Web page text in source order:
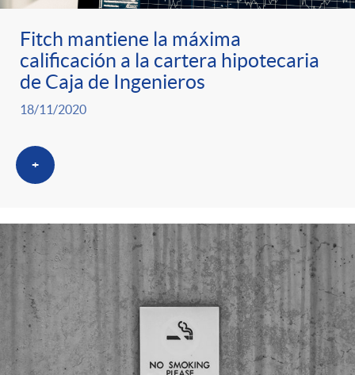
Fitch mantiene la máxima
calificación a la cartera hipotecaria
de Caja de Ingenieros
18/11/2020
+